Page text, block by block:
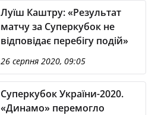
Луїш Каштру: «Результат
матчу за Суперкубок не
відповідає перебігу подій»
26 серпня 2020, 09:05
Суперкубок України-2020.
«Динамо» перемогло